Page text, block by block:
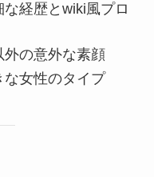
経歴とwiki風プロ
の意外な素顔
女性のタイプ